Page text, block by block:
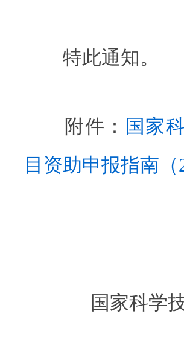
特此通知。
附件： 国家
目资助申报指南（
国家科学